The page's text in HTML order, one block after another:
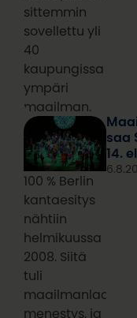
sittemmin
sovellettu yli
40
kaupungissa
ympäri
maailman.
100 % Berlin
kantaesitys
nähtiin
helmikuussa
2008. Siitä
tuli
menestys, ja
saa
14.